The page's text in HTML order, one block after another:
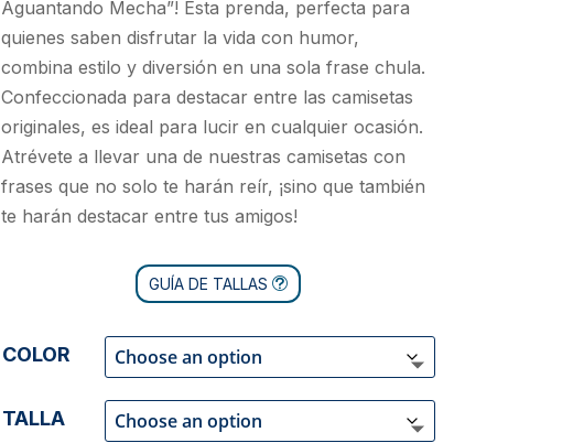
Aguantando Mecha”! Esta prenda, perfecta para
quienes saben disfrutar la vida con humor,
combina estilo y diversión en una sola frase chula.
Confeccionada para destacar entre las camisetas
originales, es ideal para lucir en cualquier ocasión.
Atrévete a llevar una de nuestras camisetas con
frases que no solo te harán reír, ¡sino que también
te harán destacar entre tus amigos!
GUÍA DE TALLAS
COLOR
TALLA